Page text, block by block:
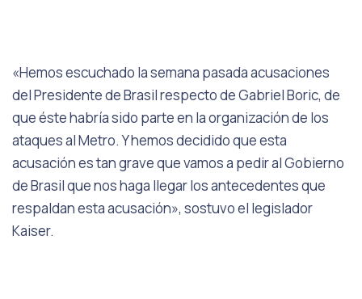
«Hemos escuchado la semana pasada acusaciones
del Presidente de Brasil respecto de Gabriel Boric, de
que éste habría sido parte en la organización de los
ataques al Metro. Y hemos decidido que esta
acusación es tan grave que vamos a pedir al Gobierno
de Brasil que nos haga llegar los antecedentes que
respaldan esta acusación», sostuvo el legislador
Kaiser.